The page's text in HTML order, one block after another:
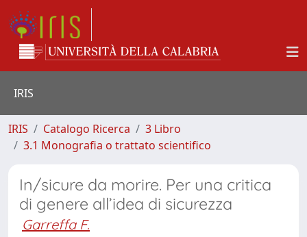
IRIS
IRIS Catalogo Ricerca
3 Libro
3.1 Monografia o trattato scientifico
In/sicure da morire. Per una critica
di genere all’idea di sicurezza
Garreffa F.